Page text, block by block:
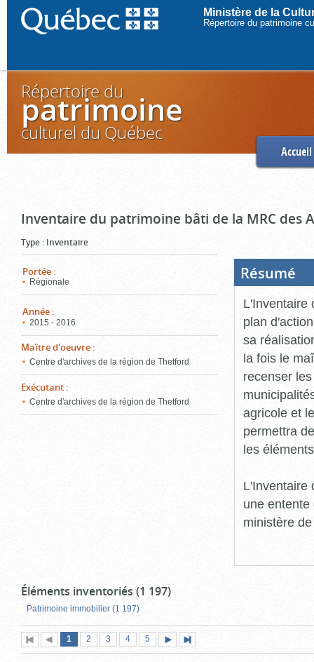
Ministère de la
Répertoire du patrimoine
Répertoire du
patrimoine
culturel du Québec
Accueil
Inventaire du patrimoine bâti de la MRC des
Type : Inventaire
Portée :
Régionale
Année :
2015 - 2016
Maître d'oeuvre :
Centre d'archives de la région de Thetford
Exécutant :
Centre d'archives de la région de Thetford
Résumé
L'Inventaire
plan
sa
la fois le
recenser
agricole et
permettra
les
L'Inventaire
une
ministère
Éléments inventoriés (1 197)
Patrimoine immobilier (1 197)
Première
page
Page
précédente
Page
1 (page
actuelle)
Page
2 Page
3 Page
4 Page
5
suivante
page